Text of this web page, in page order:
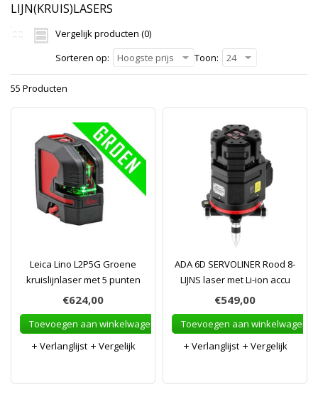
LIJN(KRUIS)LASERS
Vergelijk producten (0)
Sorteren op:
Hoogste prijs Toon: 24
55 Producten
Leica Lino L2P5G Groene
kruislijnlaser met 5 punten
€624,00
Toevoegen aan winkelwagen
Verlanglijst
Vergelijk
ADA 6D SERVOLINER Rood 8-
LIJNS laser met Li-ion accu
€549,00
Toevoegen aan winkelwagen
Verlanglijst
Vergelijk